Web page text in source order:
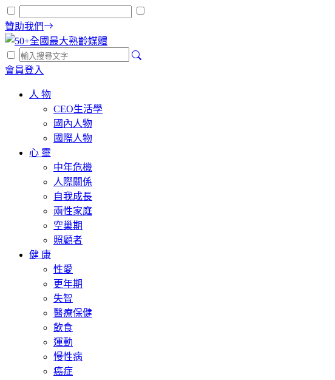
贊助我們
會員登入
人 物
CEO生活學
國內人物
國際人物
心 靈
中年危機
人際關係
自我成長
兩性家庭
空巢期
照顧者
健 康
性愛
更年期
失智
醫療保健
飲食
運動
慢性病
癌症